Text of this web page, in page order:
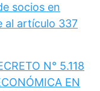
socios en
al artículo 337
N° 5.118
EN